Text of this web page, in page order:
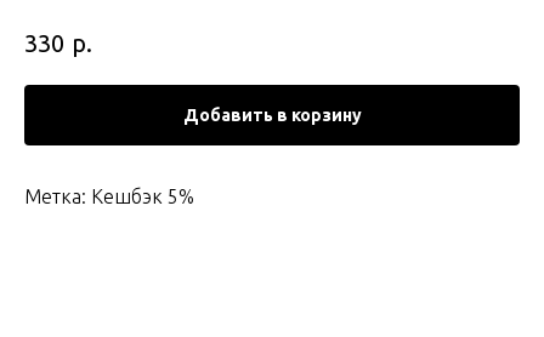
330 р.
Добавить в корзину
Метка: Кешбэк 5%